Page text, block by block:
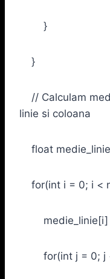
}
}
// Calculam
linie si coloana
float
for(int i = 0; i <
medie_linie[i]
for(int j = 0; j